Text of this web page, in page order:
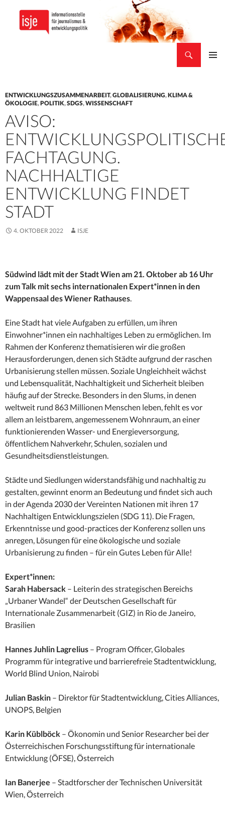
ENTWICKLUNGSZUSAMMENARBEIT,GLOBALISIERUNG,KLIMA &
ÖKOLOGIE,POLITIK,SDGS,WISSENSCHAFT
AVISO:
FACHTAGUNG.
NACHHALTIGE
ENTWICKLUNG FINDET
STADT
4. OKTOBER 2022 ISJE
Südwind lädt mit der Stadt Wien am 21. Oktober ab 16 Uhr
zum Talk mit sechs internationalen Expert*innen in den
Wappensaal des Wiener Rathauses.
Eine Stadt hat viele Aufgaben zu erfüllen, um ihren
Einwohner*innen ein nachhaltiges Leben zu ermöglichen. Im
Rahmen der Konferenz thematisieren wir die großen
Herausforderungen, denen sich Städte aufgrund der raschen
Urbanisierung stellen müssen. Soziale Ungleichheit wächst
und Lebensqualität, Nachhaltigkeit und Sicherheit bleiben
häufig auf der Strecke. Besonders in den Slums, in denen
weltweit rund 863 Millionen Menschen leben, fehlt es vor
allem an leistbarem, angemessenem Wohnraum, an einer
funktionierenden Wasser- und Energieversorgung,
öffentlichem Nahverkehr, Schulen, sozialen und
Gesundheitsdienstleistungen.
Städte und Siedlungen widerstandsfähig und nachhaltig zu
gestalten, gewinnt enorm an Bedeutung und findet sich auch
in der Agenda 2030 der Vereinten Nationen mit ihren 17
Nachhaltigen Entwicklungszielen (SDG 11). Die Fragen,
Erkenntnisse und good-practices der Konferenz sollen uns
anregen, Lösungen für eine ökologische und soziale
Urbanisierung zu finden – für ein Gutes Leben für Alle!
Expert*innen:
Sarah Habersack – Leiterin des strategischen Bereichs
„Urbaner Wandel“ der Deutschen Gesellschaft für
Internationale Zusammenarbeit (GIZ) in Rio de Janeiro,
Brasilien
Hannes Juhlin Lagrelius – Program Officer, Globales
Programm für integrative und barrierefreie Stadtentwicklung,
World Blind Union, Nairobi
Julian Baskin – Direktor für Stadtentwicklung, Cities Alliances,
UNOPS, Belgien
Karin Küblböck – Ökonomin und Senior Researcher bei der
Österreichischen Forschungsstiftung für internationale
Entwicklung (ÖFSE), Österreich
Ian Banerjee – Stadtforscher der Technischen Universität
Wien, Österreich